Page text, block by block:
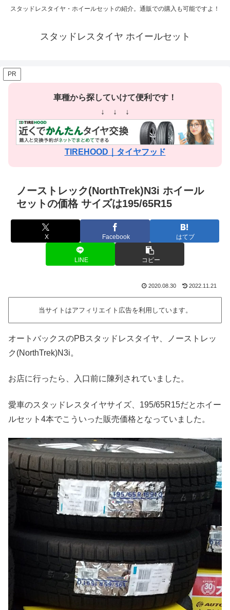
スタッドレスタイヤ・ホイールセットの紹介。通販での購入も可能ですよ！
スタッドレスタイヤ ホイールセット
PR
車種から探していけて便利です！
↓ ↓ ↓
TIREHOOD｜タイヤフッド
ノーストレック(NorthTrek)N3i ホイール
セットの価格 サイズは195/65R15
X Facebook はてブ
LINE コピー
2020.08.30 2022.11.21
当サイトはアフィリエイト広告を利用しています。
オートバックスのPBスタッドレスタイヤ、ノーストレッ
ク(NorthTrek)N3i。
お店に行ったら、入口前に陳列されていました。
愛車のスタッドレスタイヤサイズ、195/65R15だとホイー
ルセット4本でこういった販売価格となっていました。